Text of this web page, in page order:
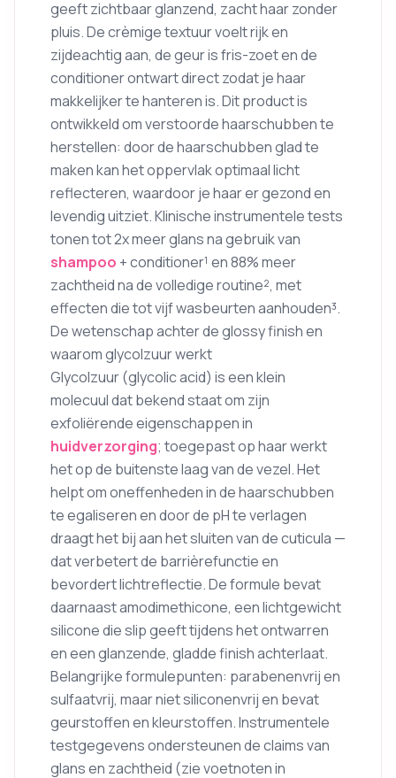
geeft zichtbaar glanzend, zacht haar zonder
pluis. De crèmige textuur voelt rijk en
zijdeachtig aan, de geur is fris-zoet en de
conditioner ontwart direct zodat je haar
makkelijker te hanteren is. Dit product is
ontwikkeld om verstoorde haarschubben te
herstellen: door de haarschubben glad te
maken kan het oppervlak optimaal licht
reflecteren, waardoor je haar er gezond en
levendig uitziet. Klinische instrumentele tests
tonen tot 2x meer glans na gebruik van
shampoo + conditioner¹ en 88% meer
zachtheid na de volledige routine², met
effecten die tot vijf wasbeurten aanhouden³.
De wetenschap achter de glossy finish en
waarom glycolzuur werkt
Glycolzuur (glycolic acid) is een klein
molecuul dat bekend staat om zijn
exfoliërende eigenschappen in
huidverzorging; toegepast op haar werkt
het op de buitenste laag van de vezel. Het
helpt om oneffenheden in de haarschubben
te egaliseren en door de pH te verlagen
draagt het bij aan het sluiten van de cuticula —
dat verbetert de barrièrefunctie en
bevordert lichtreflectie. De formule bevat
daarnaast amodimethicone, een lichtgewicht
silicone die slip geeft tijdens het ontwarren
en een glanzende, gladde finish achterlaat.
Belangrijke formulepunten: parabenenvrij en
sulfaatvrij, maar niet siliconenvrij en bevat
geurstoffen en kleurstoffen. Instrumentele
testgegevens ondersteunen de claims van
glans en zachtheid (zie voetnoten in